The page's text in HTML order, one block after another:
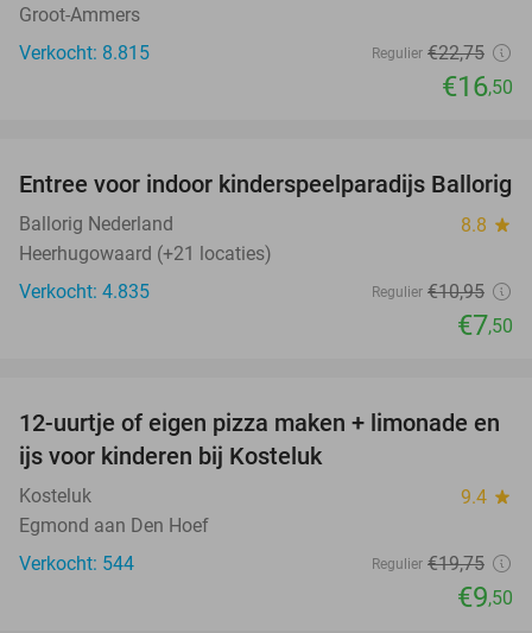
Groot-Ammers
Verkocht: 8.815
Regulier €22,75
€16,50
32%
Entree voor indoor kinderspeelparadijs Ballorig
Ballorig Nederland 8.8 star
Heerhugowaard (+21 locaties)
Verkocht: 4.835
Regulier €10,95
€7,50
52%
12-uurtje of eigen pizza maken + limonade en
ijs voor kinderen bij Kosteluk
Kosteluk 9.4 star
Egmond aan Den Hoef
Verkocht: 544
Regulier €19,75
€9,50